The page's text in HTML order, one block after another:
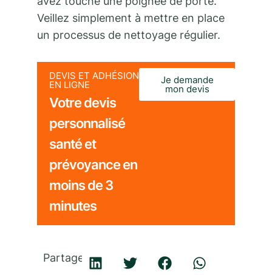
Veillez simplement à mettre en place
un processus de nettoyage régulier.
DEVIS ET ADHÉSION
EN LIGNE
Votre devis
personnalisé
santé et
prévoyance en
moins de 3
minutes
Je demande
mon devis
Partager